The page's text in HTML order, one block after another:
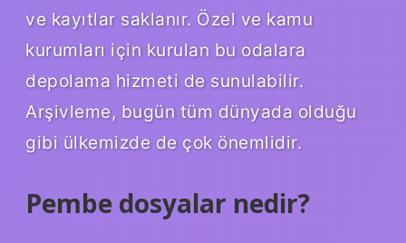
ve kayıtlar saklanır. Özel ve kamu
kurumları için kurulan bu odalara
depolama hizmeti de sunulabilir.
Arşivleme, bugün tüm dünyada olduğu
gibi ülkemizde de çok önemlidir.
Pembe dosyalar nedir?